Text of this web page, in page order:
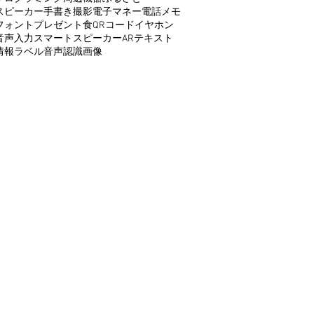
ピーカー手書き撮影電子マネー電話メモ
ォント プレゼント食QRコードイヤホン
声入力スマートスピーカーARテキスト
報ラベル音声認識画像